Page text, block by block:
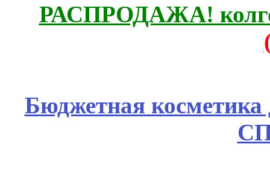
РАСПРОДАЖА!
Бюджетная косметика